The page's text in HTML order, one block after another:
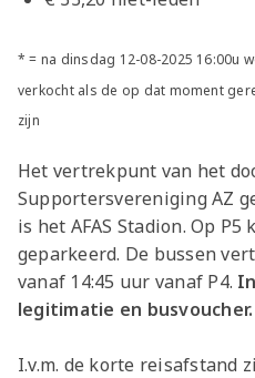
* = na dinsdag 12-08-2025 16:00u
verkocht als de op dat moment
zijn
Het vertrekpunt van het
Supportersvereniging AZ
is het AFAS Stadion. Op
geparkeerd. De bussen
vanaf 14:45 uur vanaf P4.
legitimatie en busvoucher.
I.v.m. de korte reisafstand